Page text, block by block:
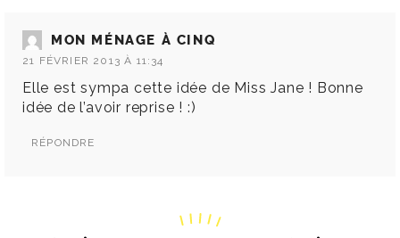
MON MÉNAGE À CINQ
21 FÉVRIER 2013 À 11:34
Elle est sympa cette idée de Miss Jane ! Bonne
idée de l’avoir reprise ! :)
RÉPONDRE